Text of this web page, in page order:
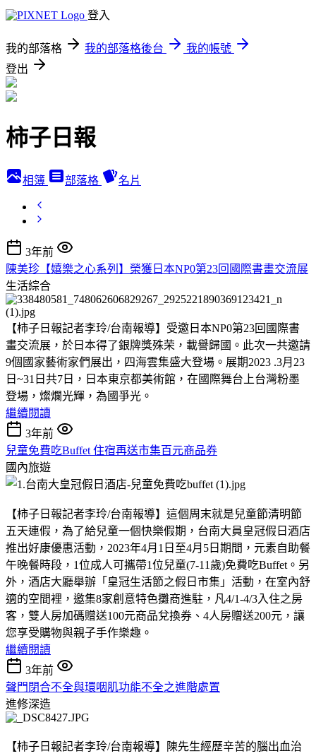
登入
我的部落格 我的部落格後台
我的帳號
登出
柿子日報
相簿 部落格 名片
3年前
陳美珍【嬉樂之心系列】榮獲日本NP0第23回國際書畫交流展
生活綜合
【柿子日報記者李玲/台南報導】受邀日本NP0第23回國際書
畫交流展，於日本得了銀牌獎殊荣，載譽歸國。此次一共邀請
9個國家藝術家們展出，四海雲集盛大登場。展期2023 .3月23
日~31日共7日，日本東京都美術館，在國際舞台上台灣粉墨
登場，燦爛光輝，為國爭光。
繼續閱讀
3年前
兒童免費吃Buffet 住宿再送市集百元商品券
國內旅遊
【柿子日報記者李玲/台南報導】這個周末就是兒童節清明節
五天連假，為了給兒童一個快樂假期，台南大員皇冠假日酒店
推出好康優惠活動，2023年4月1日至4月5日期間，元素自助餐
午晚餐時段，1位成人可攜帶1位兒童(7-11歲)免費吃Buffet。另
外，酒店大廳舉辦「皇冠生活節之假日市集」活動，在室內舒
適的空間裡，邀集8家創意特色攤商進駐，凡4/1-4/3入住之房
客，雙人房加碼贈送100元商品兌換券、4人房贈送200元，讓
您享受購物與親子手作樂趣。
繼續閱讀
3年前
聲門閉合不全與環咽肌功能不全之進階處置
進修深造
【柿子日報記者李玲/台南報導】陳先生經歷辛苦的腦出血治